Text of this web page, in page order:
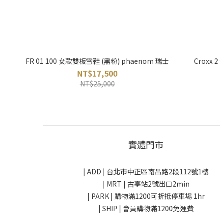
FR 01 100 女款雙板雪鞋 (黑粉) phaenom 瑞士
NT$17,500
NT$25,000
Croxx 2
實體門市
| ADD | 台北市中正區南昌路2段112號1樓
| MRT | 古亭站2號出口2min
| PARK | 購物滿1200可折抵停車場 1hr
| SHIP | 會員購物滿1200免運費